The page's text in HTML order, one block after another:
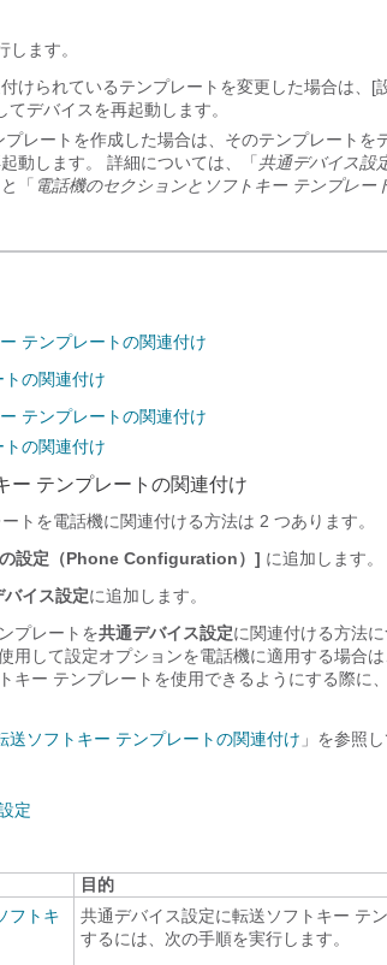
ます。
けられているテンプレートを変更した場合は、[
てデバイスを再起動します。
レートを作成した場合は、そのテンプレートを
動します。 詳細については、「 共通デバイス設
「 電話機のセクションとソフトキー テンプレー
テンプレートの関連付け
の関連付け
テンプレートの関連付け
の関連付け
ー テンプレートの関連付け
トを電話機に関連付ける方法は 2 つあります。
設定（Phone Configuration）] に追加します。
バイス設定に追加します。
プレートを共通デバイス設定に関連付ける方法
用して設定オプションを電話機に適用する場合
キー テンプレートを使用できるようにする際に
送ソフトキー テンプレートの関連付け 」を参照
定
目的
フトキ
共通デバイス設定に転送ソフトキー テ
するには、次の手順を実行します。